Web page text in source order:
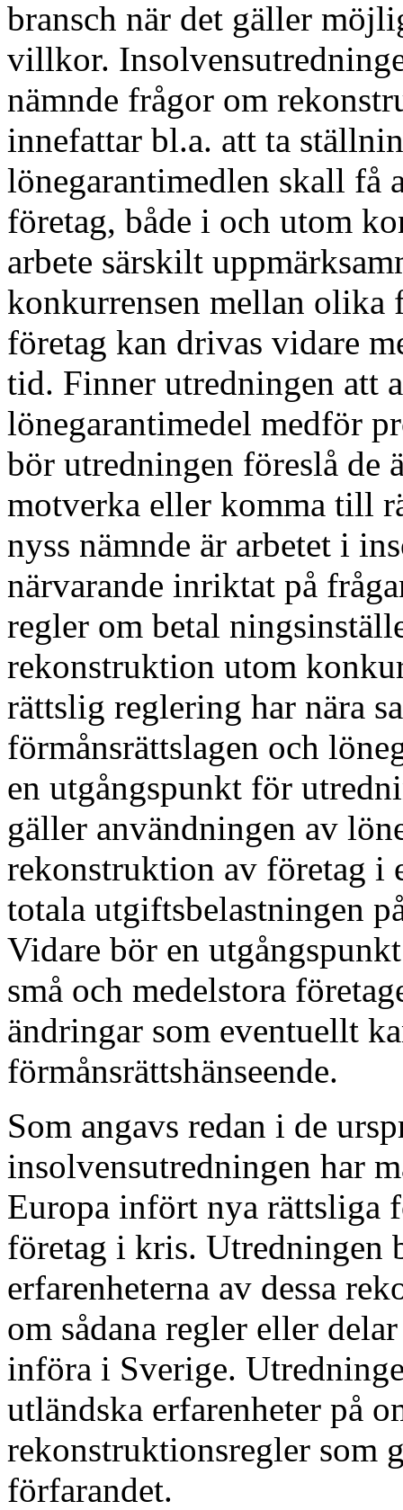
bransch när det gäller
villkor.
nämnde frågor om
innefattar bl.a. att ta
lönegarantimedlen skall få
företag, både i och utom
arbete särskilt
konkurrensen mellan olika
företag kan drivas vidare
tid. Finner utredningen att
lönegarantimedel medför
bör utredningen föreslå de
motverka eller komma till
nyss nämnde är arbetet i
närvarande inriktat på
regler om betal
rekonstruktion utom
rättslig reglering har nära
förmånsrättslagen och
en utgångspunkt för
gäller användningen av
rekonstruktion av företag i
totala utgiftsbelastningen
Vidare bör en
små och medelstora
ändringar som eventuellt
förmånsrättshänseende.
Som angavs redan i de
insolvensutredningen har
Europa infört nya rättsliga
företag i kris. Utredningen
erfarenheterna av dessa
om sådana regler eller
införa i Sverige.
utländska erfarenheter på
rekonstruktionsregler som
förfarandet.